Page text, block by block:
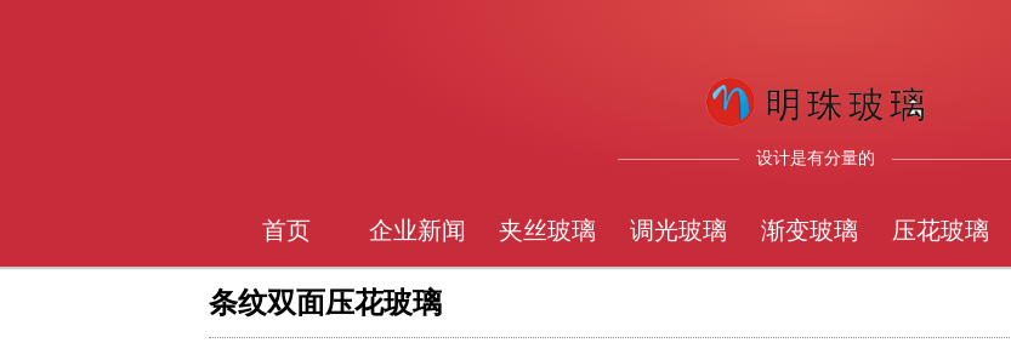
设计是有分量的
首页 企业新闻 夹丝玻璃 调光玻璃 渐变玻璃 压花玻璃
条纹双面压花玻璃